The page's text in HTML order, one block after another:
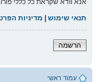
תנאי שימוש | מדיניות
הרשמה
עמוד ראשי